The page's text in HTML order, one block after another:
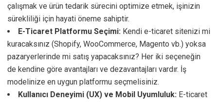
çalışmak ve ürün tedarik sürecini optimize etmek, işinizin
sürekliliği için hayati öneme sahiptir.
E-Ticaret Platformu Seçimi: Kendi e-ticaret sitenizi mi
kuracaksınız (Shopify, WooCommerce, Magento vb.) yoksa
pazaryerlerinde mi satış yapacaksınız? Her iki seçeneğin
de kendine göre avantajları ve dezavantajları vardır. İş
modelinize en uygun platformu seçmelisiniz.
Kullanıcı Deneyimi (UX) ve Mobil Uyumluluk: E-ticaret